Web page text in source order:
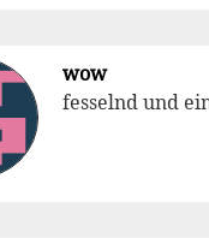
wow
fesselnd und